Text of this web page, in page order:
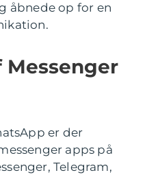
åbnede op for en
er der
apps på
Telegram,